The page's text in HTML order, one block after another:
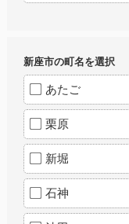
新座市の町名を選択
あたご
栗原
新堀
石神